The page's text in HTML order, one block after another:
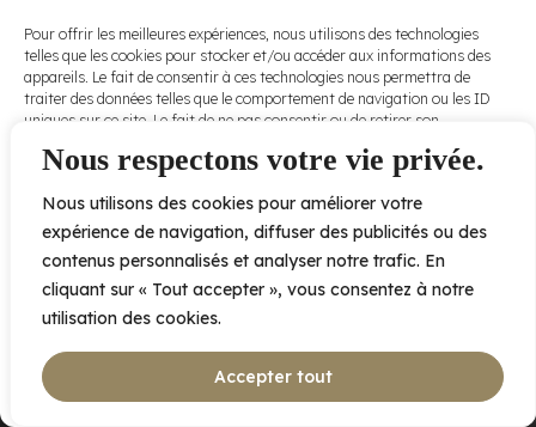
Nous respectons votre vie privée.
Nous utilisons des cookies pour améliorer votre
expérience de navigation, diffuser des publicités ou des
contenus personnalisés et analyser notre trafic. En
cliquant sur « Tout accepter », vous consentez à notre
utilisation des cookies.
Accepter tout
Pour offrir les meilleures expériences, nous utilisons des technologies
telles que les cookies pour stocker et/ou accéder aux informations des
appareils. Le fait de consentir à ces technologies nous permettra de
traiter des données telles que le comportement de navigation ou les ID
uniques sur ce site. Le fait de ne pas consentir ou de retirer son
et fonctions.
Accepter
Refuser
conditions
d’utilisationet
nospolitiques
de
confidentialité .